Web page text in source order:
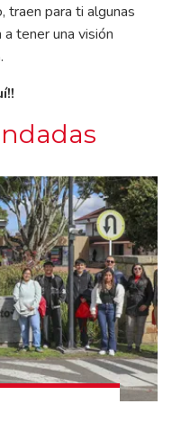
traen para ti algunas
tener una visión
!!